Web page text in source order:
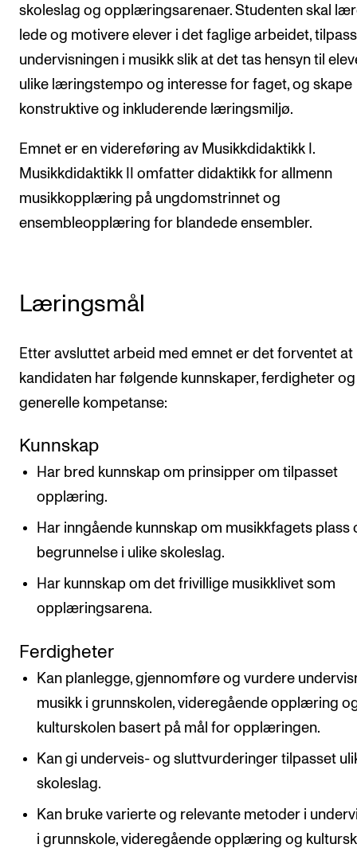
Velferd og helse
Mangfold og likestilling
AKTUELT
Nyheter for studenter
Etter noter nyhetsbrev
KONTAKTER
Studentutvalet SUT
Organisasjon
Hvem gjør hva i administrasjonen?
skoleslag og opplæringsarenaer. Studenten skal
lede og motivere elever i det faglige arbeidet,
undervisningen i musikk slik at det tas hensyn til
ulike læringstempo og interesse for faget, og skape
konstruktive og inkluderende læringsmiljø.
Emnet er en videreføring av Musikkdidaktikk I.
Musikkdidaktikk II omfatter didaktikk for allmenn
musikkopplæring på ungdomstrinnet og
ensembleopplæring for blandede ensembler.
Læringsmål
Etter avsluttet arbeid med emnet er det forventet at
kandidaten har følgende kunnskaper, ferdigheter og
generelle kompetanse:
Kunnskap
Har bred kunnskap om prinsipper om tilpasset
opplæring.
Har inngående kunnskap om musikkfagets plass
begrunnelse i ulike skoleslag.
Har kunnskap om det frivillige musikklivet som
opplæringsarena.
Ferdigheter
Kan planlegge, gjennomføre og vurdere
musikk i grunnskolen, videregående opplæring
kulturskolen basert på mål for opplæringen.
Kan gi underveis- og sluttvurderinger tilpasset
skoleslag.
Kan bruke varierte og relevante metoder i
i grunnskole, videregående opplæring og